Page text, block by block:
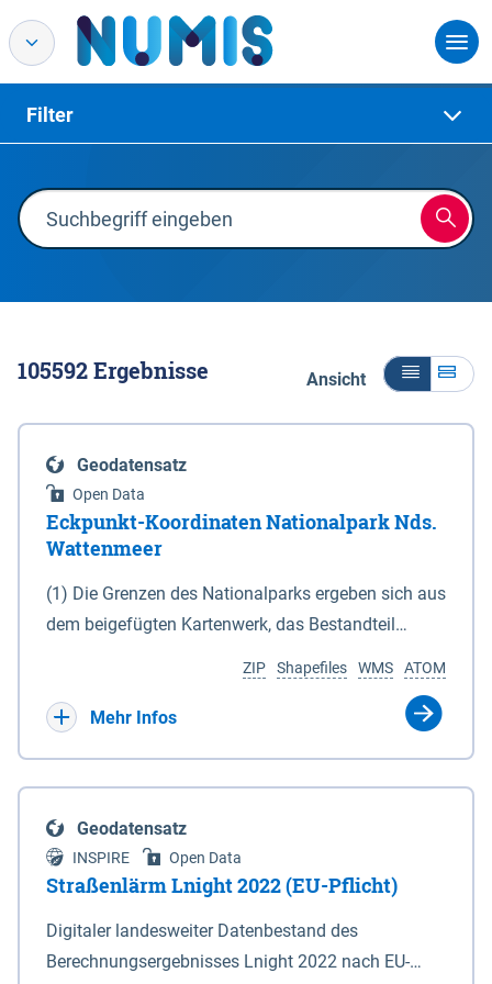
Filter
105592Ergebnisse Ansicht
Geodatensatz
Open Data
Eckpunkt-Koordinaten Nationalpark Nds.
Wattenmeer
(1) Die Grenzen des Nationalparks ergeben sich aus
dem beigefügten Kartenwerk, das Bestandteil
(DTK) im Maßstab 1 : 100 000 (Anlage 2), 2.
verkleinerte Amtliche Karte 1 : 5 000 (AK5) im
projizierte Koordinaten im Europäischen
Terrestrischen Referenzsystem 1989 (ETRS 89) mit
der Universalen Transversalen Mercator-Abbildung
bezogen auf die Zone 32 N (UTM 32N) dargestellt
(Anlage 4); Gleiches gilt für die geografischen
ATOM
WMS
Shapefiles
ZIP
Mehr Infos
Geodatensatz
INSPIRE Open Data
Straßenlärm Lnight 2022 (EU-Pflicht)
Digitaler landesweiter Datenbestand des
Berechnungsergebnisses Lnight 2022 nach EU-